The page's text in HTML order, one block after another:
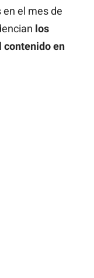
el mes de
los
contenido en